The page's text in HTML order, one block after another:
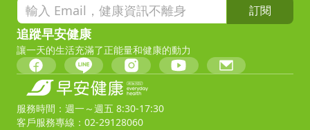
訂閱
追蹤早安健康
讓一天的生活充滿了正能量和健康的動力
服務時間：週一～週五 8:30-17:30
客戶服務專線：02-29128060